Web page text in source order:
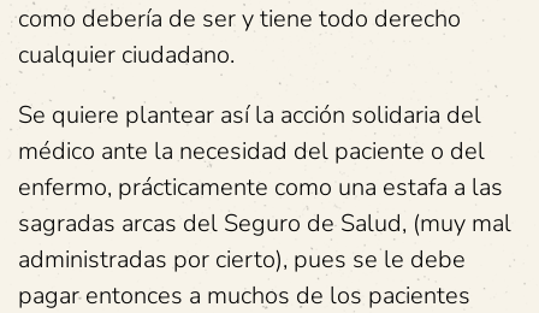
como debería de ser y tiene todo derecho
cualquier ciudadano.
Se quiere plantear así la acción solidaria del
médico ante la necesidad del paciente o del
enfermo, prácticamente como una estafa a las
sagradas arcas del Seguro de Salud, (muy mal
administradas por cierto), pues se le debe
pagar entonces a muchos de los pacientes